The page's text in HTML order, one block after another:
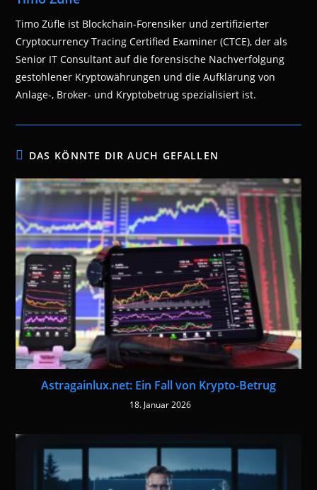
Timo Züfle ist Blockchain-Forensiker und zertifizierter
Cryptocurrency Tracing Certified Examiner (CTCE), der als
Senior IT Consultant auf die forensische Nachverfolgung
gestohlener Kryptowährungen und die Aufklärung von
Anlage-, Broker- und Kryptobetrug spezialisiert ist.
DAS KÖNNTE DIR AUCH GEFALLEN
Astragainlux.net: Ein Fall von Krypto-Betrug
18. Januar 2026